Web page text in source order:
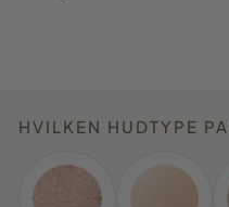
HVILKEN HUDTYPE